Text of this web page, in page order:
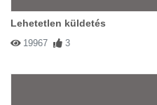
Lehetetlen küldetés
19967 3